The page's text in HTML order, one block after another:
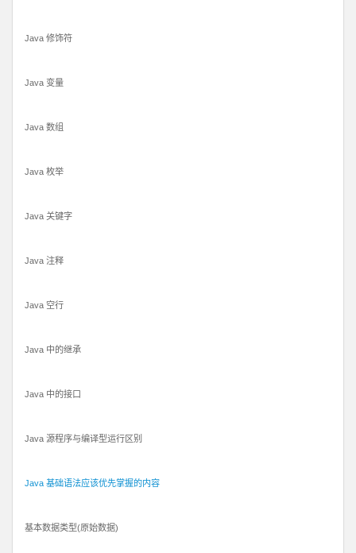
Java 修饰符
Java 变量
Java 数组
Java 枚举
Java 关键字
Java 注释
Java 空行
Java 中的继承
Java 中的接口
Java 源程序与编译型运行区别
Java 基础语法应该优先掌握的内容
基本数据类型(原始数据)